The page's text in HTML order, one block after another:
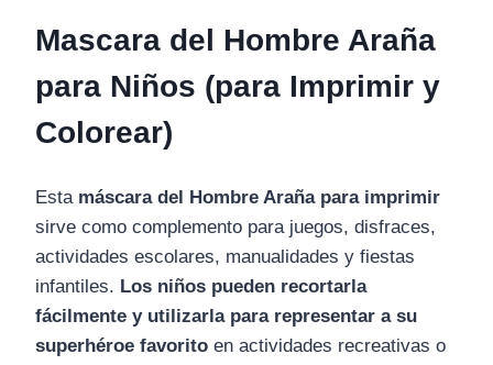
Mascara del Hombre Araña
para Niños (para Imprimir y
Colorear)
Esta máscara del Hombre Araña para imprimir
sirve como complemento para juegos, disfraces,
actividades escolares, manualidades y fiestas
infantiles. Los niños pueden recortarla
fácilmente y utilizarla para representar a su
superhéroe favorito en actividades recreativas o